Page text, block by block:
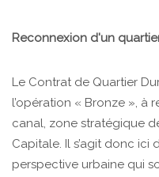
Reconnexion d'un
Le Contrat de Quartier
l’opération « Bronze », à
canal, zone stratégique
Capitale. Il s’agit donc
perspective urbaine qui